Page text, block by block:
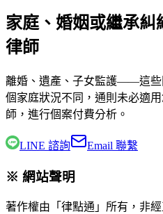
家庭、婚姻或繼承
律師
離婚、遺產、子女監護——這些
個家庭狀況不同，通則未必適
師 ，進行個案付費分析。
LINE 諮詢 Email 聯繫
※ 網站聲明
著作權由「律點通」所有，非